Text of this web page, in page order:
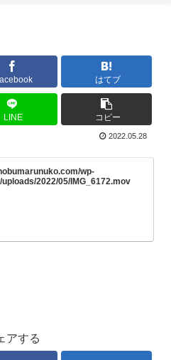
はてブ
LINE コピー
2022.05.28
wp-
2022/05/IMG_6172.mov
アする